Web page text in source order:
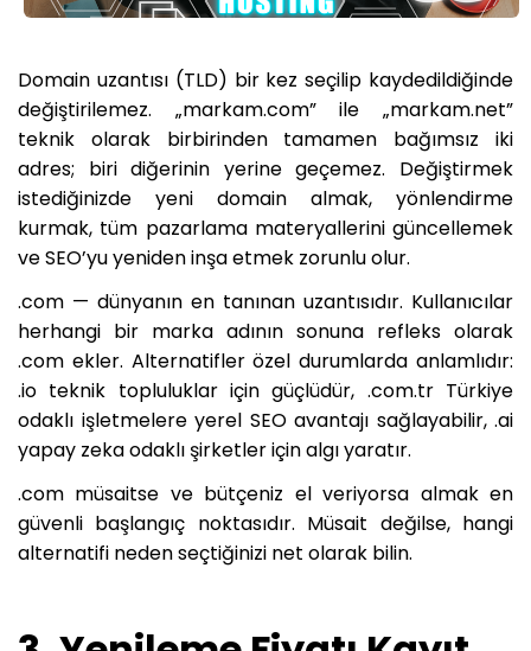
Domain uzantısı (TLD) bir kez seçilip kaydedildiğinde
değiştirilemez. „markam.com” ile „markam.net”
teknik olarak birbirinden tamamen bağımsız iki
adres; biri diğerinin yerine geçemez. Değiştirmek
istediğinizde yeni domain almak, yönlendirme
kurmak, tüm pazarlama materyallerini güncellemek
ve SEO’yu yeniden inşa etmek zorunlu olur.
.com — dünyanın en tanınan uzantısıdır. Kullanıcılar
herhangi bir marka adının sonuna refleks olarak
.com ekler. Alternatifler özel durumlarda anlamlıdır:
.io teknik topluluklar için güçlüdür, .com.tr Türkiye
odaklı işletmelere yerel SEO avantajı sağlayabilir, .ai
yapay zeka odaklı şirketler için algı yaratır.
.com müsaitse ve bütçeniz el veriyorsa almak en
güvenli başlangıç noktasıdır. Müsait değilse, hangi
alternatifi neden seçtiğinizi net olarak bilin.